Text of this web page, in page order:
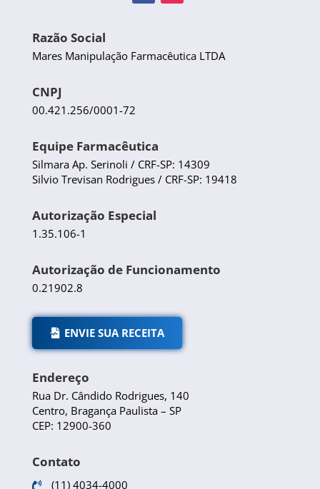
Razão Social
Mares Manipulação Farmacêutica LTDA
CNPJ
00.421.256/0001-72
Equipe Farmacêutica
Silmara Ap. Serinoli / CRF-SP: 14309
Silvio Trevisan Rodrigues / CRF-SP: 19418
Autorização Especial
1.35.106-1
Autorização de Funcionamento
0.21902.8
ENVIE SUA RECEITA
Endereço
Rua Dr. Cândido Rodrigues, 140
Centro, Bragança Paulista – SP
CEP: 12900-360
Contato
 (11) 4034-4000